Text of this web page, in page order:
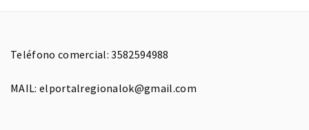
Teléfono comercial: 3582594988
MAIL: elportalregionalok@gmail.com